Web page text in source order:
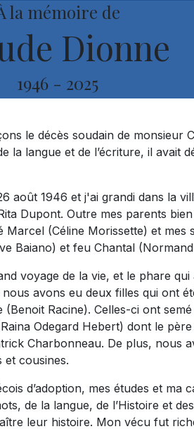
la mémoire de
Dionne
1946 - 2025
le décès soudain de monsieur
la langue et de l’écriture, il avait
août 1946 et j'ai grandi dans la
Dupont. Outre mes parents
Marcel (Céline Morissette) et
Baiano) et feu Chantal
voyage de la vie, et le phare
avons eu deux filles qui ont
(Benoit Racine). Celles-ci ont
Odegard Hebert) dont le
Charbonneau. De plus, nous
et cousines.
d’adoption, mes études et ma
de la langue, de l’Histoire et
leur histoire. Mon vécu fut